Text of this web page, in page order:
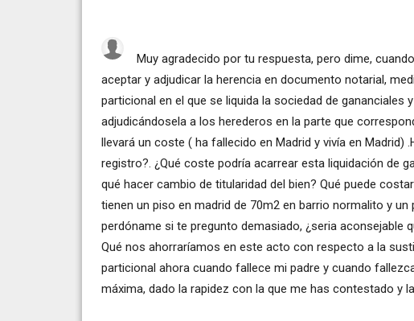
Muy agradecido por tu respuesta, pero dime,
aceptar y adjudicar la herencia en documento notarial,
particional en el que se liquida la sociedad de gananciales
adjudicándosela a los herederos en la parte que
llevará un coste ( ha fallecido en Madrid y vivía en Madrid)
registro?. ¿Qué coste podría acarrear esta liquidación de
qué hacer cambio de titularidad del bien? Qué puede
tienen un piso en madrid de 70m2 en barrio normalito y
perdóname si te pregunto demasiado, ¿seria aconsejable
Qué nos ahorraríamos en este acto con respecto a la
particional ahora cuando fallece mi padre y cuando
máxima, dado la rapidez con la que me has contestado y